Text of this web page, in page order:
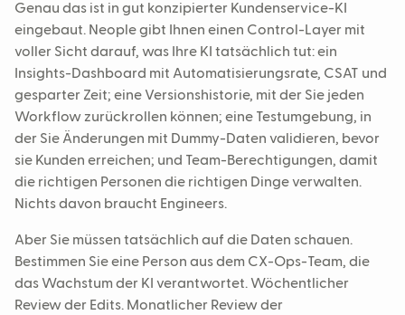
Genau das ist in gut konzipierter Kundenservice-KI
eingebaut. Neople gibt Ihnen einen Control-Layer mit
voller Sicht darauf, was Ihre KI tatsächlich tut: ein
Insights-Dashboard mit Automatisierungsrate, CSAT und
gesparter Zeit; eine Versionshistorie, mit der Sie jeden
Workflow zurückrollen können; eine Testumgebung, in
der Sie Änderungen mit Dummy-Daten validieren, bevor
sie Kunden erreichen; und Team-Berechtigungen, damit
die richtigen Personen die richtigen Dinge verwalten.
Nichts davon braucht Engineers.
Aber Sie müssen tatsächlich auf die Daten schauen.
Bestimmen Sie eine Person aus dem CX-Ops-Team, die
das Wachstum der KI verantwortet. Wöchentlicher
Review der Edits. Monatlicher Review der